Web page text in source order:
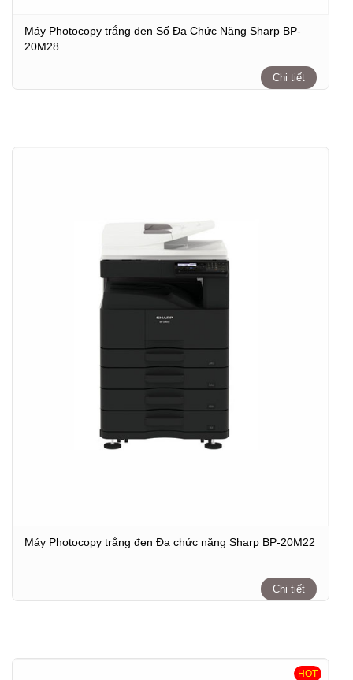
Máy Photocopy trắng đen Số Đa Chức Năng Sharp BP-
20M28
Chi tiết
Máy Photocopy trắng đen Đa chức năng Sharp BP-20M22
Chi tiết
HOT